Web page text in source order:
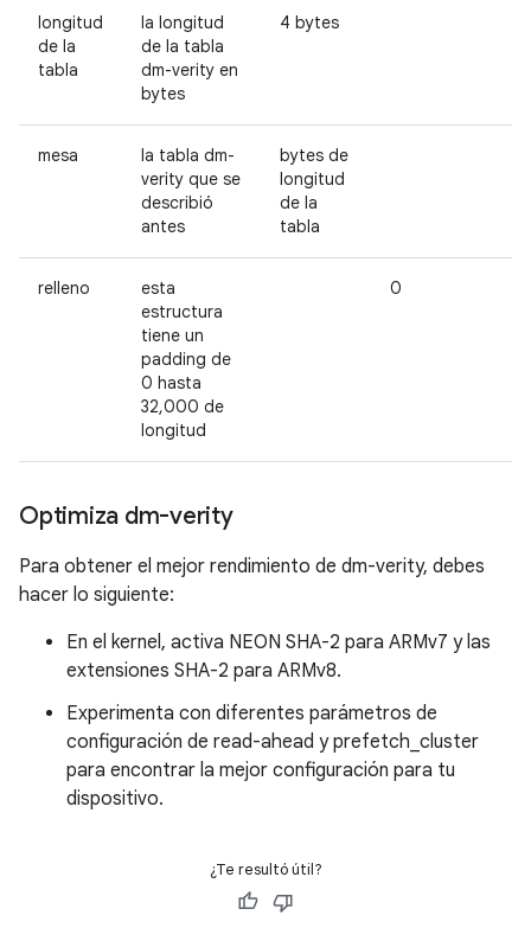
longitud
de la
tabla
la longitud
de la tabla
dm-verity en
bytes
4 bytes
mesa
la tabla dm-
verity que se
describió
antes
bytes de
longitud
de la
tabla
relleno
esta
estructura
tiene un
padding de
0 hasta
32,000 de
longitud
0
Optimiza dm-verity
Para obtener el mejor rendimiento de dm-verity, debes
hacer lo siguiente:
En el kernel, activa NEON SHA-2 para ARMv7 y las
extensiones SHA-2 para ARMv8.
Experimenta con diferentes parámetros de
configuración de read-ahead y prefetch_cluster
para encontrar la mejor configuración para tu
dispositivo.
¿Te resultó útil?